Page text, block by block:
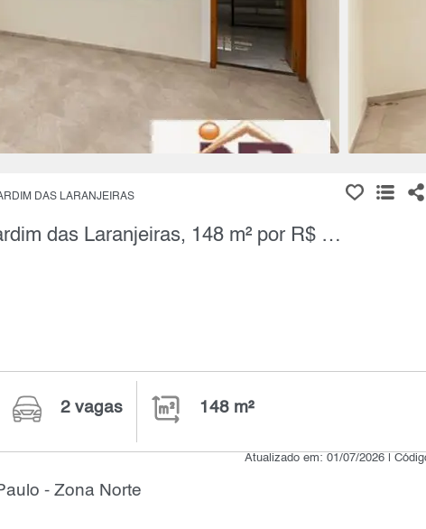
DAS LARANJEIRAS
Sobrado, 3 Quartos à Venda, Jardim das Laranjeiras, 148 m² por R$ 1.300.000,00
2 vagas 148 m²
Atualizado em: 01/07/2026 |
- Zona Norte